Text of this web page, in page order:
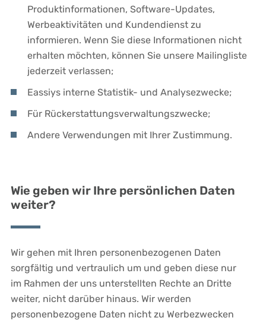
Produktinformationen, Software-Updates,
Werbeaktivitäten und Kundendienst zu
informieren. Wenn Sie diese Informationen nicht
erhalten möchten, können Sie unsere Mailingliste
jederzeit verlassen;
Eassiys interne Statistik- und Analysezwecke;
Für Rückerstattungsverwaltungszwecke;
Andere Verwendungen mit Ihrer Zustimmung.
Wie geben wir Ihre persönlichen Daten
weiter?
Wir gehen mit Ihren personenbezogenen Daten
sorgfältig und vertraulich um und geben diese nur
im Rahmen der uns unterstellten Rechte an Dritte
weiter, nicht darüber hinaus. Wir werden
personenbezogene Daten nicht zu Werbezwecken